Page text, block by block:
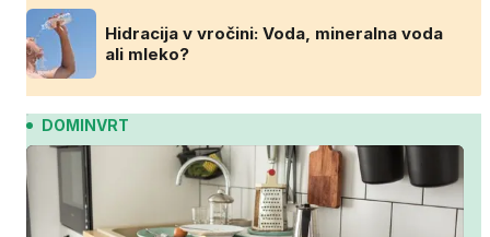
Hidracija v vročini: Voda, mineralna voda
ali mleko?
DOMINVRT